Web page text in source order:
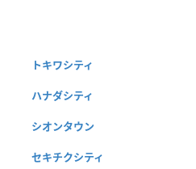
トキワシティ
ハナダシティ
シオンタウン
セキチクシティ